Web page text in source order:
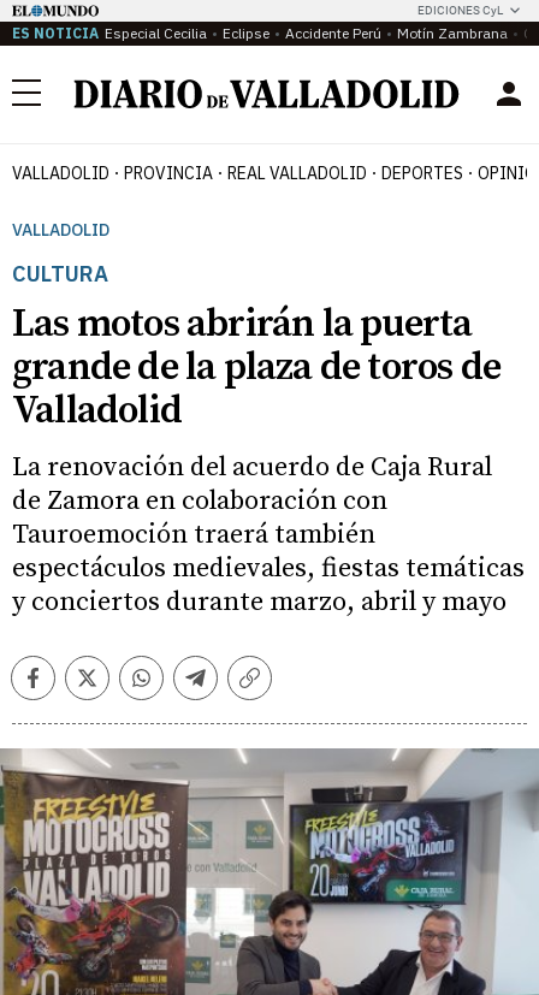
EDICIONES CyL
ES NOTICIA Especial Cecilia Eclipse Accidente Perú Motín Zambrana
Menú
VALLADOLID PROVINCIA REAL VALLADOLID DEPORTES
VALLADOLID
CULTURA
Las motos abrirán la puerta
grande de la plaza de toros de
Valladolid
La renovación del acuerdo de Caja Rural
de Zamora en colaboración con
Tauroemoción traerá también
espectáculos medievales, fiestas temáticas
y conciertos durante marzo, abril y mayo
FacebookTwitterWhatsappTelegramCopiar